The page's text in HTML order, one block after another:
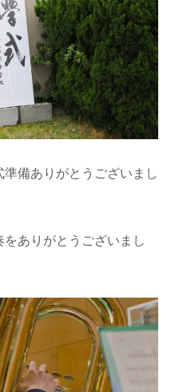
備ありがとうございまし
ありがとうございまし